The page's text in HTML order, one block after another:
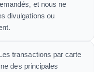
et nous ne
divulgations ou
Les transactions par carte
des principales